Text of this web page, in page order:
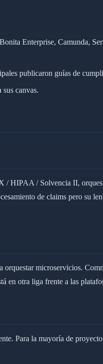
Enterprise, Camunda,
publicaron guías de
canvas.
/ HIPAA / Solvencia II,
de claims pero su
orquestar microservicios.
en otra liga frente a las
Para la mayoría de